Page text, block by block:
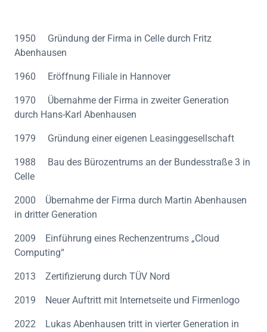
1950 Gründung der Firma in Celle durch Fritz
Abenhausen
1960 Eröffnung Filiale in Hannover
1970 Übernahme der Firma in zweiter Generation
durch Hans-Karl Abenhausen
1979 Gründung einer eigenen Leasinggesellschaft
1988 Bau des Bürozentrums an der Bundesstraße 3 in
Celle
2000 Übernahme der Firma durch Martin Abenhausen
in dritter Generation
2009 Einführung eines Rechenzentrums „Cloud
Computing“
2013 Zertifizierung durch TÜV Nord
2019 Neuer Auftritt mit Internetseite und Firmenlogo
2022 Lukas Abenhausen tritt in vierter Generation in